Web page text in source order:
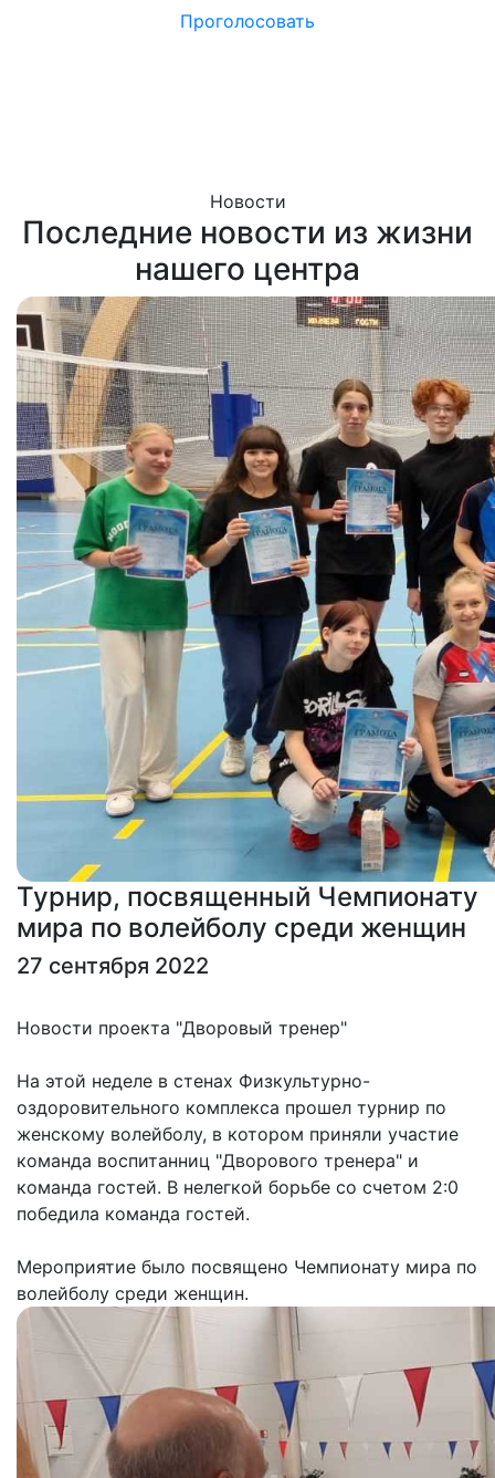
Проголосовать
Новости
Последние новости из жизни
нашего центра
Турнир, посвященный Чемпионату
мира по волейболу среди женщин
27 сентября 2022
Новости проекта "Дворовый тренер"
На этой неделе в стенах Физкультурно-
оздоровительного комплекса прошел турнир по
женскому волейболу, в котором приняли участие
команда воспитанниц "Дворового тренера" и
команда гостей. В нелегкой борьбе со счетом 2:0
победила команда гостей.
Мероприятие было посвящено Чемпионату мира по
волейболу среди женщин.